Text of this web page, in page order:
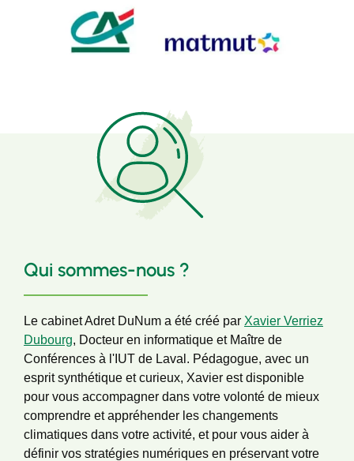
Qui sommes-nous ?
Le cabinet Adret DuNum a été créé par Xavier Verriez
Dubourg, Docteur en informatique et Maître de
Conférences à l'IUT de Laval. Pédagogue, avec un
esprit synthétique et curieux, Xavier est disponible
pour vous accompagner dans votre volonté de mieux
comprendre et appréhender les changements
climatiques dans votre activité, et pour vous aider à
définir vos stratégies numériques en préservant votre